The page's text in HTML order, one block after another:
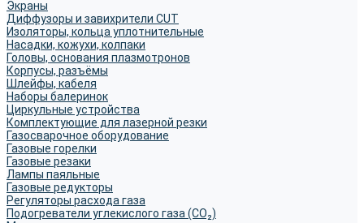
Экраны
Диффузоры и завихрители CUT
Изоляторы, кольца уплотнительные
Насадки, кожухи, колпаки
Головы, основания плазмотронов
Корпусы, разъёмы
Шлейфы, кабеля
Наборы балеринок
Циркульные устройства
Комплектующие для лазерной резки
Газосварочное оборудование
Газовые горелки
Газовые резаки
Лампы паяльные
Газовые редукторы
Регуляторы расхода газа
Подогреватели углекислого газа (CO₂)